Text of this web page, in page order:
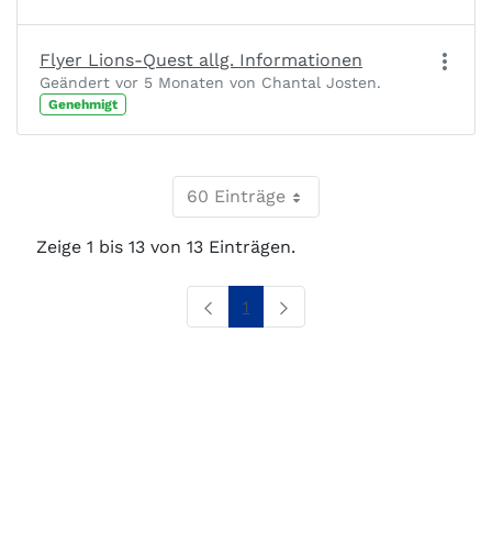
Flyer Lions-Quest allg. Informationen
Geändert vor 5 Monaten von Chantal Josten.
Genehmigt
60 Einträge
Zeige 1 bis 13 von 13 Einträgen.
Seite
1